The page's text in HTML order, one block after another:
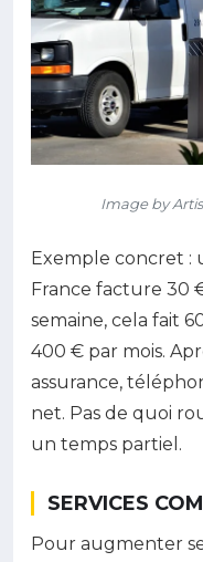
Image by
Exemple concret :
France facture 30
semaine, cela fait
400 € par mois.
assurance,
net. Pas de quoi
un temps partiel.
SERVICES
Pour augmenter